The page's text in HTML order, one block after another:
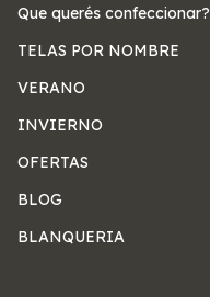
Que querés confeccionar?
TELAS POR NOMBRE
VERANO
INVIERNO
OFERTAS
BLOG
BLANQUERIA